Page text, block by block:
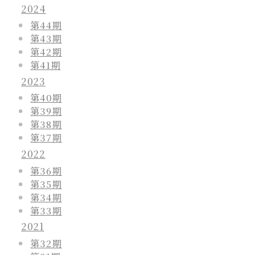
2024
第44期
第43期
第42期
第41期
2023
第40期
第39期
第38期
第37期
2022
第36期
第35期
第34期
第33期
2021
第32期